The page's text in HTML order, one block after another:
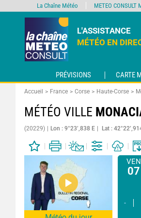
L'ASSISTANCE
MÉTÉO EN
PRÉVISIONS CARTE
Accueil France Corse Haute-Corse
MÉTÉO VILLE
(20229) Lon : 9°23’,838 E Lat :
VEN
07
-
La Chaîne Météo METEO CONSULT